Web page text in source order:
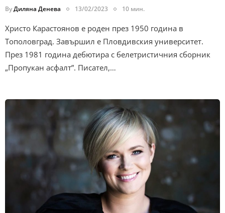
ByДиляна Денева 13/02/2023 10 мин.
Христо Карастоянов е роден през 1950 година в
Тополовград. Завършил е Пловдивския университет.
През 1981 година дебютира с белетристичния сборник
„Пропукан асфалт”. Писател,…